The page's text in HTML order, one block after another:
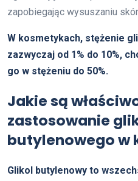
zapobiegając wysuszaniu
W kosmetykach, stężenie
zazwyczaj od 1% do 10%,
go w stężeniu do 50%.
Jakie są
zastosowanie
butylenowego w
Glikol butylenowy to